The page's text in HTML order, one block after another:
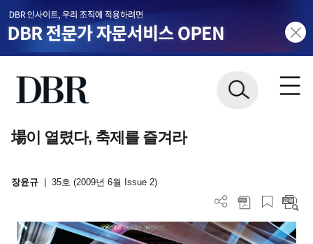
場이 열렸다, 축제를 즐겨라
장윤규 35호 (2009년 6월 Issue 2)